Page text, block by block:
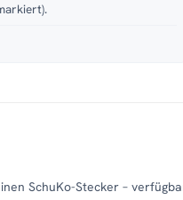
SchuKo-Stecker –